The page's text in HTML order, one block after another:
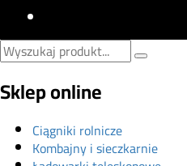
Sklep online
Ciągniki rolnicze
Kombajny i sieczkarnie